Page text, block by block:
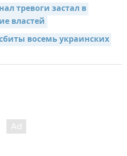
тревоги застал в
властей
восемь украинских